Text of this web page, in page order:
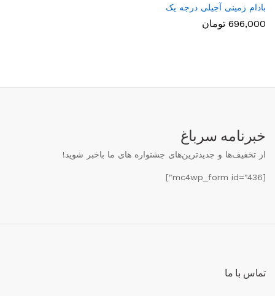
بادام زمینی آجیلی درجه یک
696,000 تومان
خبرنامه سرباغ
از تخفیف‌ها و جدیدترین‌های جشنواره های ما باخبر شوید!
[mc4wp_form id="436"]
تماس با ما